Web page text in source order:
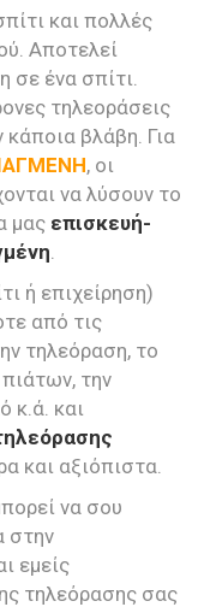
και πολλές
Αποτελεί
σε ένα σπίτι.
τηλεοράσεις
κάποια βλάβη. Για
, οι
να λύσουν το
μας επισκευή-
ή επιχείρηση)
από τις
τηλεόραση, το
την
κ.ά. και
και αξιόπιστα.
να σου
στην
εμείς
τηλεόρασης σας